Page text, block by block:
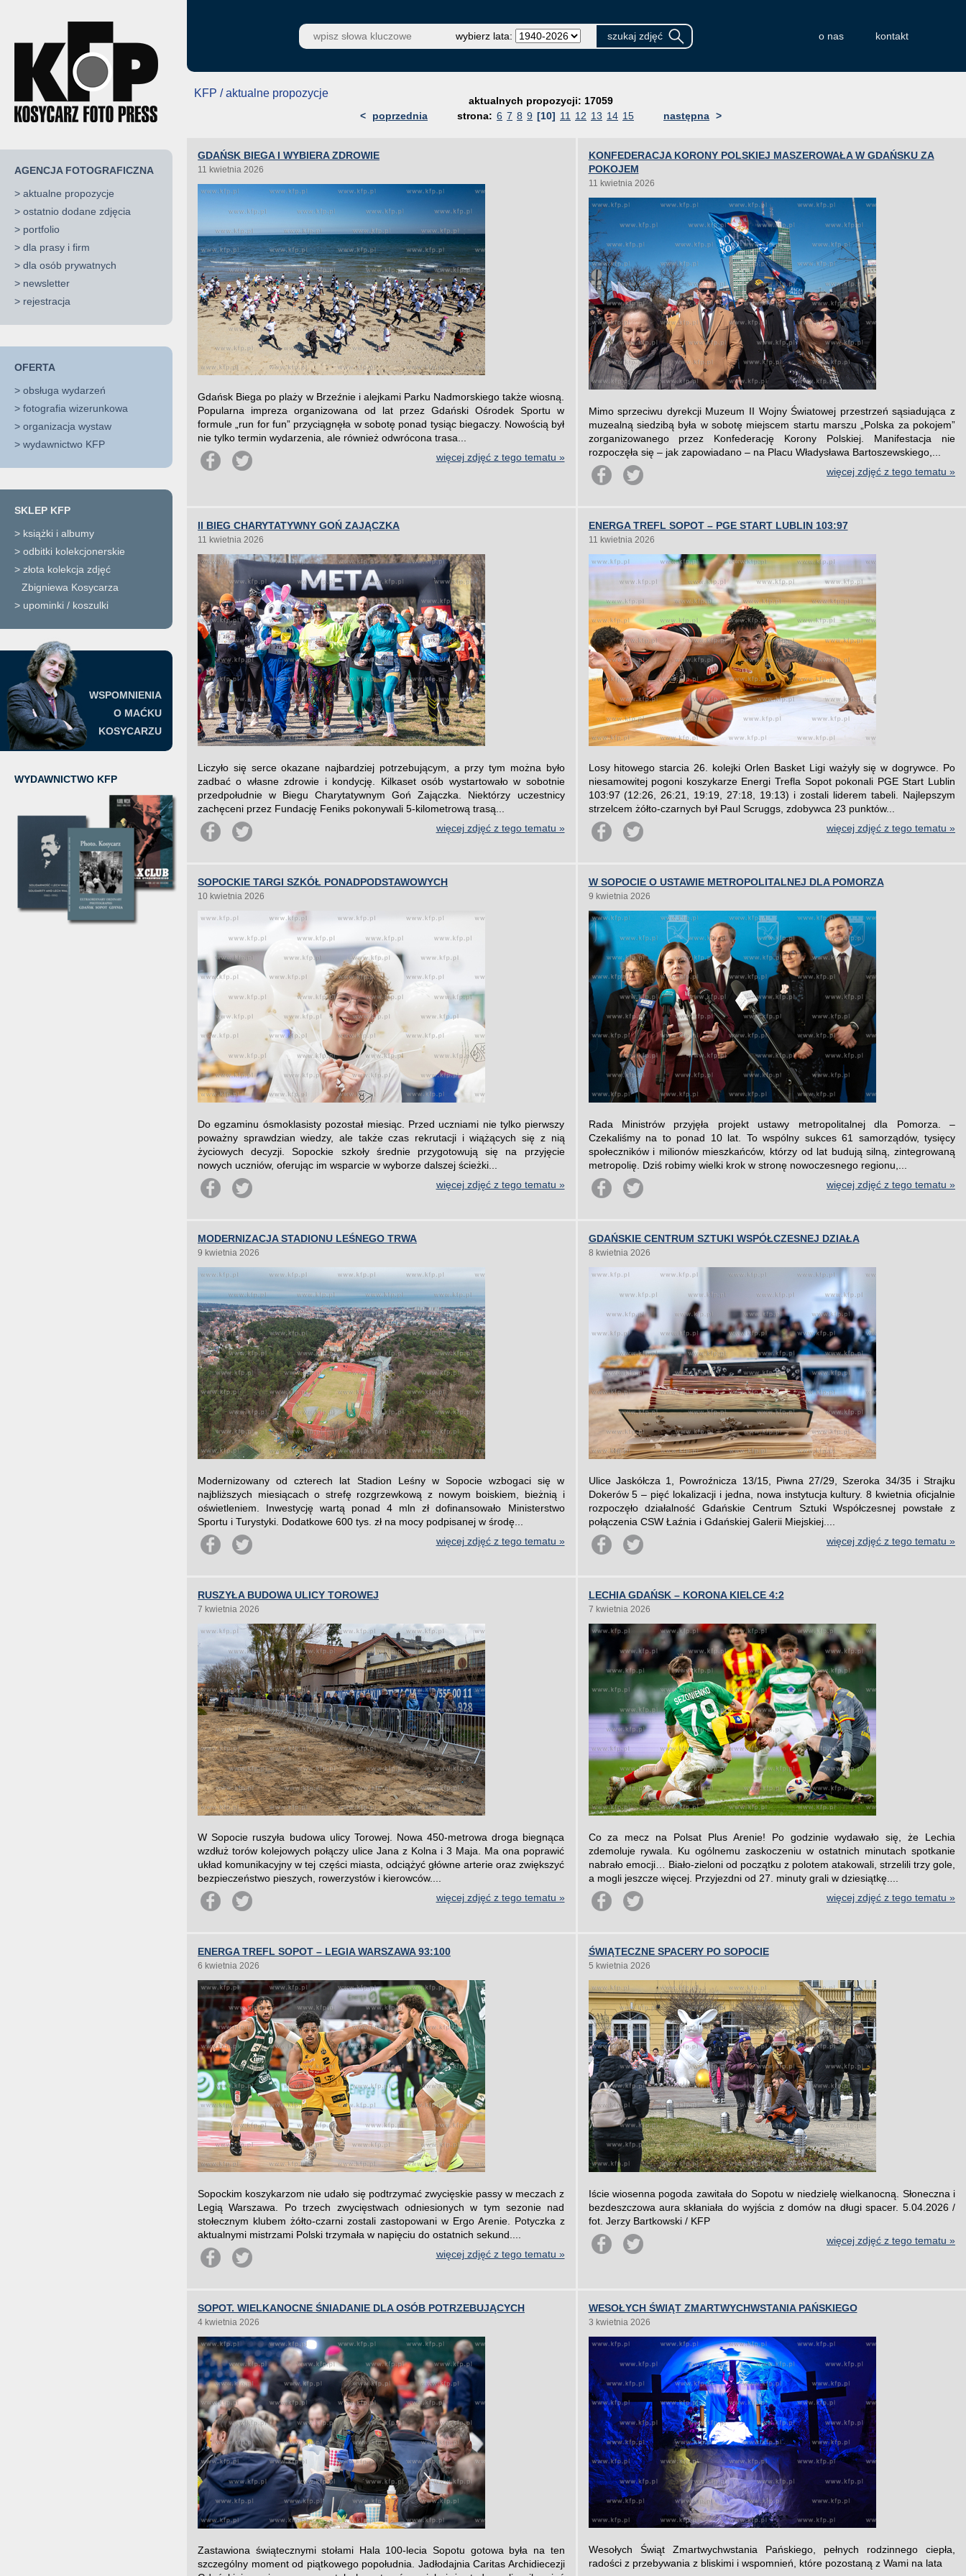
AGENCJA FOTOGRAFICZNA
> aktualne propozycje
> ostatnio dodane zdjęcia
> portfolio
> dla prasy i firm
> dla osób prywatnych
> newsletter
> rejestracja
OFERTA
> obsługa wydarzeń
> fotografia wizerunkowa
> organizacja wystaw
> wydawnictwo KFP
SKLEP KFP
> książki i albumy
> odbitki kolekcjonerskie
> złota kolekcja zdjęć
Zbigniewa Kosycarza
> upominki / koszulki
WSPOMNIENIA
O MAĆKU
KOSYCARZU
WYDAWNICTWO KFP
wybierz lata: o nas kontakt
KFP / aktualne propozycje
aktualnych propozycji: 17059
<
poprzednia strona: 6 7 8 9 [10] 11 12 13 14 15 następna >
GDAŃSK BIEGA I WYBIERA ZDROWIE
11 kwietnia 2026
Gdańsk Biega po plaży w Brzeźnie i alejkami Parku Nadmorskiego także wiosną.
Popularna impreza organizowana od lat przez Gdański Ośrodek Sportu w
formule „run for fun” przyciągnęła w sobotę ponad tysiąc biegaczy. Nowością był
nie tylko termin wydarzenia, ale również odwrócona trasa...
więcej zdjęć z tego tematu »
KONFEDERACJA KORONY POLSKIEJ MASZEROWAŁA W GDAŃSKU ZA
POKOJEM
11 kwietnia 2026
Mimo sprzeciwu dyrekcji Muzeum II Wojny Światowej przestrzeń sąsiadująca z
muzealną siedzibą była w sobotę miejscem startu marszu „Polska za pokojem”
zorganizowanego przez Konfederację Korony Polskiej. Manifestacja nie
rozpoczęła się – jak zapowiadano – na Placu Władysława Bartoszewskiego,...
więcej zdjęć z tego tematu »
II BIEG CHARYTATYWNY GOŃ ZAJĄCZKA
11 kwietnia 2026
Liczyło się serce okazane najbardziej potrzebującym, a przy tym można było
zadbać o własne zdrowie i kondycję. Kilkaset osób wystartowało w sobotnie
przedpołudnie w Biegu Charytatywnym Goń Zajączka. Niektórzy uczestnicy
zachęceni przez Fundację Feniks pokonywali 5-kilometrową trasą...
więcej zdjęć z tego tematu »
ENERGA TREFL SOPOT – PGE START LUBLIN 103:97
11 kwietnia 2026
Losy hitowego starcia 26. kolejki Orlen Basket Ligi ważyły się w dogrywce. Po
niesamowitej pogoni koszykarze Energi Trefla Sopot pokonali PGE Start Lublin
103:97 (12:26, 26:21, 19:19, 27:18, 19:13) i zostali liderem tabeli. Najlepszym
strzelcem żółto-czarnych był Paul Scruggs, zdobywca 23 punktów...
więcej zdjęć z tego tematu »
SOPOCKIE TARGI SZKÓŁ PONADPODSTAWOWYCH
10 kwietnia 2026
Do egzaminu ósmoklasisty pozostał miesiąc. Przed uczniami nie tylko pierwszy
poważny sprawdzian wiedzy, ale także czas rekrutacji i wiążących się z nią
życiowych decyzji. Sopockie szkoły średnie przygotowują się na przyjęcie
nowych uczniów, oferując im wsparcie w wyborze dalszej ścieżki...
więcej zdjęć z tego tematu »
W SOPOCIE O USTAWIE METROPOLITALNEJ DLA POMORZA
9 kwietnia 2026
Rada Ministrów przyjęła projekt ustawy metropolitalnej dla Pomorza. –
Czekaliśmy na to ponad 10 lat. To wspólny sukces 61 samorządów, tysięcy
społeczników i milionów mieszkańców, którzy od lat budują silną, zintegrowaną
metropolię. Dziś robimy wielki krok w stronę nowoczesnego regionu,...
więcej zdjęć z tego tematu »
MODERNIZACJA STADIONU LEŚNEGO TRWA
9 kwietnia 2026
Modernizowany od czterech lat Stadion Leśny w Sopocie wzbogaci się w
najbliższych miesiącach o strefę rozgrzewkową z nowym boiskiem, bieżnią i
oświetleniem. Inwestycję wartą ponad 4 mln zł dofinansowało Ministerstwo
Sportu i Turystyki. Dodatkowe 600 tys. zł na mocy podpisanej w środę...
więcej zdjęć z tego tematu »
GDAŃSKIE CENTRUM SZTUKI WSPÓŁCZESNEJ DZIAŁA
8 kwietnia 2026
Ulice Jaskółcza 1, Powroźnicza 13/15, Piwna 27/29, Szeroka 34/35 i Strajku
Dokerów 5 – pięć lokalizacji i jedna, nowa instytucja kultury. 8 kwietnia oficjalnie
rozpoczęło działalność Gdańskie Centrum Sztuki Współczesnej powstałe z
połączenia CSW Łaźnia i Gdańskiej Galerii Miejskiej....
więcej zdjęć z tego tematu »
RUSZYŁA BUDOWA ULICY TOROWEJ
7 kwietnia 2026
W Sopocie ruszyła budowa ulicy Torowej. Nowa 450-metrowa droga biegnąca
wzdłuż torów kolejowych połączy ulice Jana z Kolna i 3 Maja. Ma ona poprawić
układ komunikacyjny w tej części miasta, odciążyć główne arterie oraz zwiększyć
bezpieczeństwo pieszych, rowerzystów i kierowców....
więcej zdjęć z tego tematu »
LECHIA GDAŃSK – KORONA KIELCE 4:2
7 kwietnia 2026
Co za mecz na Polsat Plus Arenie! Po godzinie wydawało się, że Lechia
zdemoluje rywala. Ku ogólnemu zaskoczeniu w ostatnich minutach spotkanie
nabrało emocji… Biało-zieloni od początku z polotem atakowali, strzelili trzy gole,
a mogli jeszcze więcej. Przyjezdni od 27. minuty grali w dziesiątkę....
więcej zdjęć z tego tematu »
ENERGA TREFL SOPOT – LEGIA WARSZAWA 93:100
6 kwietnia 2026
Sopockim koszykarzom nie udało się podtrzymać zwycięskie passy w meczach z
Legią Warszawa. Po trzech zwycięstwach odniesionych w tym sezonie nad
stołecznym klubem żółto-czarni zostali zastopowani w Ergo Arenie. Potyczka z
aktualnymi mistrzami Polski trzymała w napięciu do ostatnich sekund....
więcej zdjęć z tego tematu »
ŚWIĄTECZNE SPACERY PO SOPOCIE
5 kwietnia 2026
Iście wiosenna pogoda zawitała do Sopotu w niedzielę wielkanocną. Słoneczna i
bezdeszczowa aura skłaniała do wyjścia z domów na długi spacer. 5.04.2026 /
fot. Jerzy Bartkowski / KFP
więcej zdjęć z tego tematu »
SOPOT. WIELKANOCNE ŚNIADANIE DLA OSÓB POTRZEBUJĄCYCH
4 kwietnia 2026
Zastawiona świątecznymi stołami Hala 100-lecia Sopotu gotowa była na ten
szczególny moment od piątkowego popołudnia. Jadłodajnia Caritas Archidiecezji
WESOŁYCH ŚWIĄT ZMARTWYCHWSTANIA PAŃSKIEGO
3 kwietnia 2026
Wesołych Świąt Zmartwychwstania Pańskiego, pełnych rodzinnego ciepła,
radości z przebywania z bliskimi i wspomnień, które pozostaną z Wami na lata